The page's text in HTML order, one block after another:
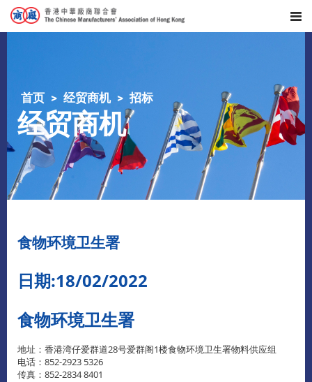
首页 经贸商机 招标
经贸商机
食物环境卫生署
日期:18/02/2022
食物环境卫生署
地址：香港湾仔爱群道28号爱群阁1楼食物环境卫生署物料供应组
电话：852-2923 5326
传真：852-2834 8401